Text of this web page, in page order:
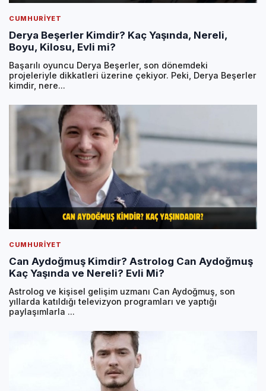
CUMHURIYET
Derya Beşerler Kimdir? Kaç Yaşında, Nereli,
Boyu, Kilosu, Evli mi?
Başarılı oyuncu Derya Beşerler, son dönemdeki
projeleriyle dikkatleri üzerine çekiyor. Peki, Derya Beşerler
kimdir, nere...
CUMHURIYET
Can Aydoğmuş Kimdir? Astrolog Can Aydoğmuş
Kaç Yaşında ve Nereli? Evli Mi?
Astrolog ve kişisel gelişim uzmanı Can Aydoğmuş, son
yıllarda katıldığı televizyon programları ve yaptığı
paylaşımlarla ...